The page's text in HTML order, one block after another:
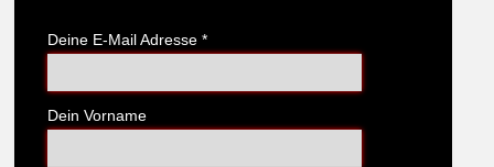
Deine E-Mail Adresse *
Dein Vorname